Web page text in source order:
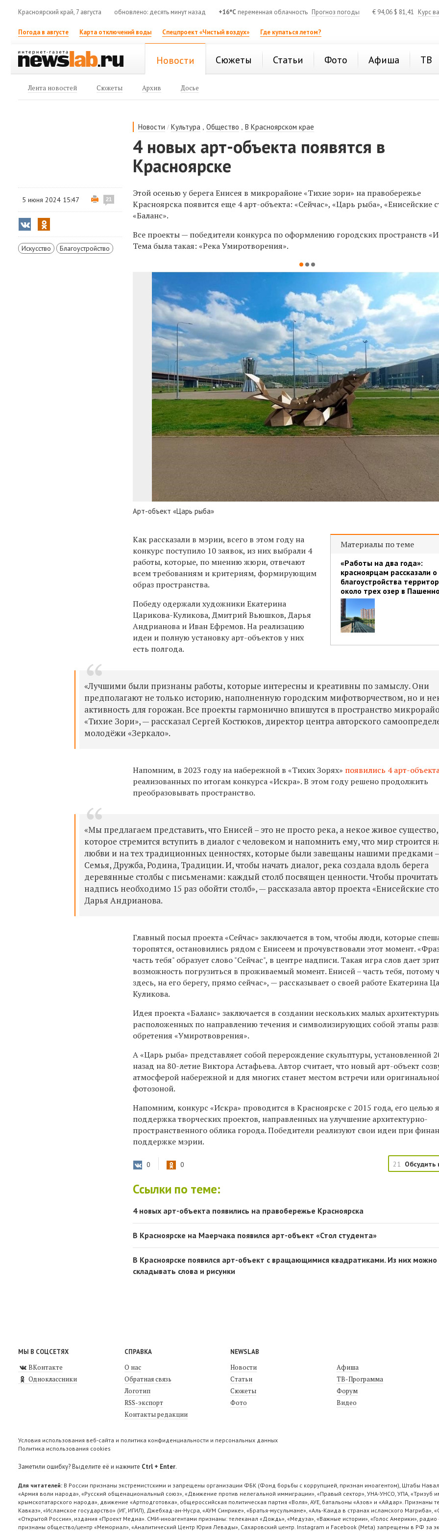
Красноярский край, 7 августа обновлено: десять минут назад +16°C переменная облачность Прогноз погоды € 94,06 $ 81,41 Курс
Погода в августе Карта отключений воды Спецпроект «Чистый воздух» Где купаться летом?
Новости Сюжеты Статьи Фото Афиша ТВ
Лента новостей Сюжеты Архив Досье
Новости /Культура ,Общество ,В Красноярском крае
4 новых арт-объекта появятся в
Красноярске
5 июня 2024 15:47 21
Искусство Благоустройство
Этой осенью уберега Енисея в микрорайоне «Тихие зори» на правобережье
Красноярска появится еще 4 арт-объекта: «Сейчас», «Царь рыба», «Енисейские
«Баланс».
Все проекты — победители конкурса по оформлению городских пространств
Тема была такая: «Река Умиротворения».
Арт-объект «Царь рыба»
Материалы по теме
«Работы на два года»:
красноярцам рассказали
благоустройства
около трех озер в
Как рассказали в мэрии, всего в этом году на
конкурс поступило 10 заявок, из них выбрали 4
работы, которые, по мнению жюри, отвечают
всем требованиям и критериям, формирующим
образ пространства.
Победу одержали художники Екатерина
Царикова-Куликова, Дмитрий Вьюшков, Дарья
Андрианова и Иван Ефремов. На реализацию
идеи и полную установку арт-объектов у них
есть полгода.
«Лучшими были признаны работы, которые интересны и креативны по замыслу. Они
предполагают не только историю, наполненную городским мифотворчеством, но и
активность для горожан. Все проекты гармонично впишутся в пространство
«Тихие Зори», — рассказал Сергей Костюков, директор центра авторского
молодёжи «Зеркало».
Напомним, в 2023 году на набережной в «Тихих Зорях» появились 4 арт-
реализованных по итогам конкурса«Искра».В этом году решено продолжить
преобразовывать пространство.
«Мы предлагаем представить, что Енисей – это не просто река, а некое живое существо,
которое стремится вступить в диалог с человеком и напомнить ему, что мир строится
любви и на тех традиционных ценностях, которые были завещаны нашими предками –
Семья, Дружба, Родина, Традиции. И, чтобы начать диалог, река создала вдоль берега
деревянные столбы с письменами: каждый столб посвящен ценности. Чтобы прочитать
надпись необходимо 15 раз обойти столб»,— рассказала автор проекта «Енисейские
Дарья Андрианова.
Главный посыл проекта«Сейчас»заключается в том, чтобы люди, которые
торопятся, остановились рядом с Енисеем и прочувствовали этот момент.«
часть тебя" образует слово "Сейчас", в центре надписи. Такая игра слов дает
возможность погрузиться в проживаемый момент. Енисей – часть тебя, потому
здесь, на его берегу, прямо сейчас», — рассказывает о своей работе Екатерина
Куликова.
Идея проекта «Баланс» заключается в создании нескольких малых
расположенных по направлению течения и символизирующих собой этапы
обретения «Умиротвоврения».
А «Царь рыба» представляет собой перерождение скульптуры, установленной
назад на 80-летие Виктора Астафьева. Автор считает, что новый арт-объект
атмосферой набережной и для многих станет местом встречи или
фотозоной.
Напомним, конкурс«Искра» проводится в Красноярске с 2015 года, его целью
поддержка творческих проектов, направленных на улучшение архитектурно-
пространственного облика города. Победители реализуют свои идеи при
поддержке мэрии.
0 0 21 Обсудить
Ссылки по теме:
4 новых арт-объекта появились на правобережье Красноярска
В Красноярске на Маерчака появился арт-объект «Стол студента»
В Красноярске появился арт-объект с вращающимися квадратиками. Из них можно
складывать слова и рисунки
МЫ В СОЦСЕТЯХ
ВКонтакте
Одноклассники
СПРАВКА
О нас
Обратная связь
Логотип
RSS-экспорт
Контакты редакции
NEWSLAB
Новости
Статьи
Сюжеты
Фото
Афиша
ТВ-Программа
Форум
Видео
Условия использования веб-сайта и политика конфиденциальности и персональных данных
Политика использования cookies
Заметили ошибку? Выделите её и нажмите Ctrl + Enter.
Для читателей: В России признаны экстремистскими и запрещены организации ФБК (Фонд борьбы с коррупцией, признан иноагентом), Штабы
«Армия воли народа», «Русский общенациональный союз», «Движение против нелегальной иммиграции», «Правый сектор», УНА-УНСО, УПА, «Тризуб
крымскотатарского народа», движение «Артподготовка», общероссийская политическая партия «Воля», АУЕ, батальоны «Азов» и «Айдар».
Кавказ», «Исламское государство» (ИГ, ИГИЛ), Джебхад-ан-Нусра, «АУМ Синрике», «Братья-мусульмане», «Аль-Каида в странах исламского Магриба»,
«Открытой России», издания «Проект Медиа». СМИ-иноагентами признаны: телеканал «Дождь», «Медуза», «Важные истории», «Голос Америки»,
признаны общество/центр «Мемориал», «Аналитический Центр Юрия Левады», Сахаровский центр. Instagram и Facebook (Metа) запрещены в РФ за